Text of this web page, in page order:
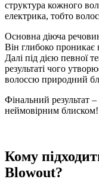
структура кожного
електрика, тобто
Основна діюча
Він глибоко проникає
Далі під дією певної
результаті чого
волоссю природний
Фінальний результат
неймовірним блиском!
Кому
Blowout?